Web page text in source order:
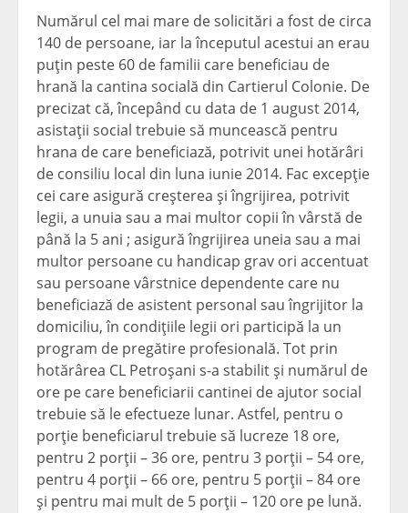
Numărul cel mai mare de solicitări a fost de circa
140 de persoane, iar la începutul acestui an erau
puţin peste 60 de familii care beneficiau de
hrană la cantina socială din Cartierul Colonie. De
precizat că, începând cu data de 1 august 2014,
asistaţii social trebuie să muncească pentru
hrana de care beneficiază, potrivit unei hotărâri
de consiliu local din luna iunie 2014. Fac excepţie
cei care asigură creşterea şi îngrijirea, potrivit
legii, a unuia sau a mai multor copii în vârstă de
până la 5 ani ; asigură îngrijirea uneia sau a mai
multor persoane cu handicap grav ori accentuat
sau persoane vârstnice dependente care nu
beneficiază de asistent personal sau îngrijitor la
domiciliu, în condiţiile legii ori participă la un
program de pregătire profesională. Tot prin
hotărârea CL Petroşani s-a stabilit şi numărul de
ore pe care beneficiarii cantinei de ajutor social
trebuie să le efectueze lunar. Astfel, pentru o
porţie beneficiarul trebuie să lucreze 18 ore,
pentru 2 porţii – 36 ore, pentru 3 porţii – 54 ore,
pentru 4 porţii – 66 ore, pentru 5 porţii – 84 ore
şi pentru mai mult de 5 porţii – 120 ore pe lună.